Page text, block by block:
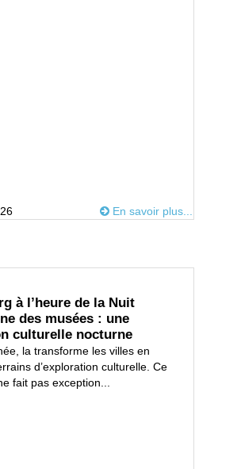
En savoir plus...
à l’heure de la Nuit
des musées : une
culturelle nocturne
la transforme les villes en
d’exploration culturelle. Ce
fait pas exception...